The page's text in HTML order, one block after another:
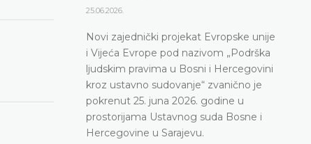
25.06.2026.
Novi zajednički projekat Evropske unije
i Vijeća Evrope pod nazivom „Podrška
ljudskim pravima u Bosni i Hercegovini
kroz ustavno sudovanje“ zvanično je
pokrenut 25. juna 2026. godine u
prostorijama Ustavnog suda Bosne i
Hercegovine u Sarajevu.